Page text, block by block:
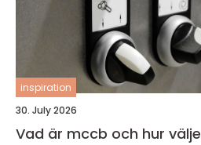
inspiration
30. July 2026
Vad är mccb och hur